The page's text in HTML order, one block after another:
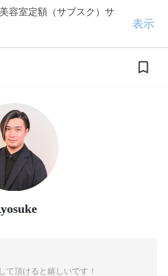
容室定額（サブスク）サ
表示
て頂けると嬉しいです！